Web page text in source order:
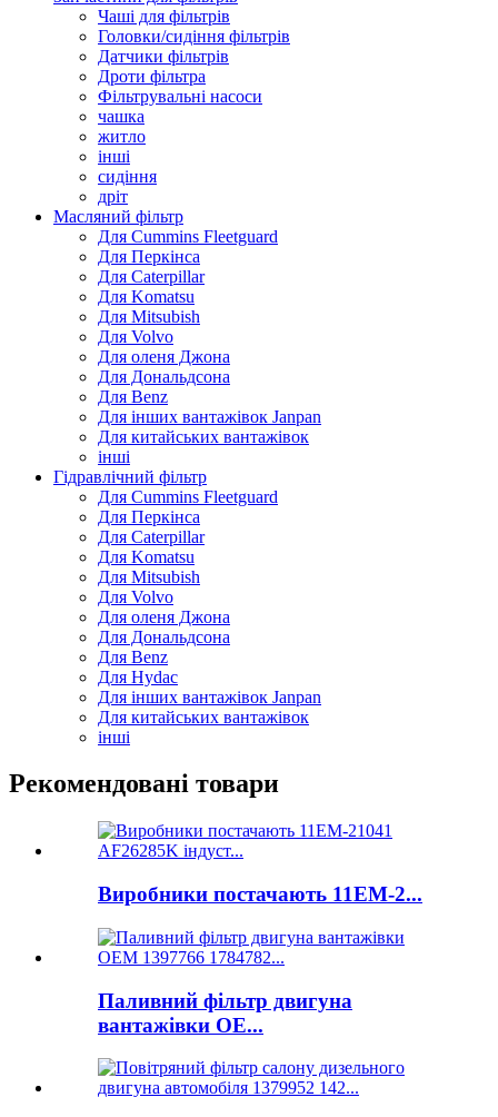
Чаші для фільтрів
Головки/сидіння фільтрів
Датчики фільтрів
Дроти фільтра
Фільтрувальні насоси
чашка
житло
інші
сидіння
дріт
Масляний фільтр
Для Cummins Fleetguard
Для Перкінса
Для Caterpillar
Для Komatsu
Для Mitsubish
Для Volvo
Для оленя Джона
Для Дональдсона
Для Benz
Для інших вантажівок Janpan
Для китайських вантажівок
інші
Гідравлічний фільтр
Для Cummins Fleetguard
Для Перкінса
Для Caterpillar
Для Komatsu
Для Mitsubish
Для Volvo
Для оленя Джона
Для Дональдсона
Для Benz
Для Hydac
Для інших вантажівок Janpan
Для китайських вантажівок
інші
Рекомендовані товари
Виробники постачають 11ЕМ-2...
Паливний фільтр двигуна
вантажівки OE...